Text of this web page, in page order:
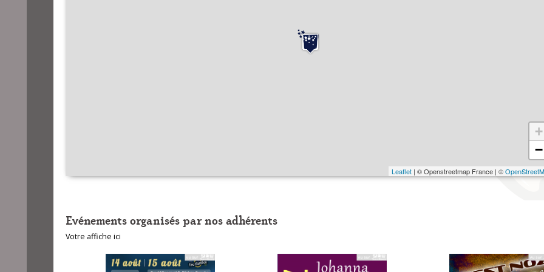
+
−
Leaflet| © Openstreetmap France | ©
Evénements organisés par nos adhérents
Votre affiche ici